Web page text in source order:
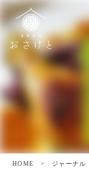
HOME > ジャーナル